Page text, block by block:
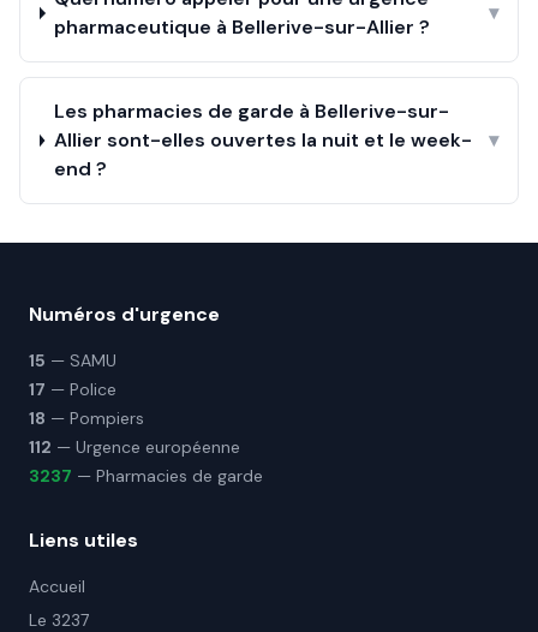
pharmaceutique à Bellerive-sur-Allier ?
▾
Les pharmacies de garde à Bellerive-sur-
Allier sont-elles ouvertes la nuit et le week-
end ?
▾
Numéros d'urgence
15 — SAMU
17 — Police
18 — Pompiers
112 — Urgence européenne
3237 — Pharmacies de garde
Liens utiles
Accueil
Le 3237